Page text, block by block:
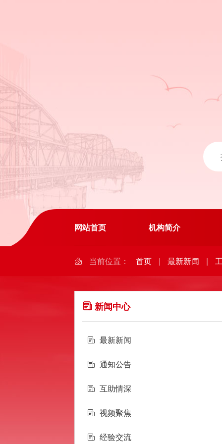
网站首页 机构简介
当前位置： 首页 | 最新新闻 |
新闻中心
最新新闻
通知公告
互助情深
视频聚焦
经验交流